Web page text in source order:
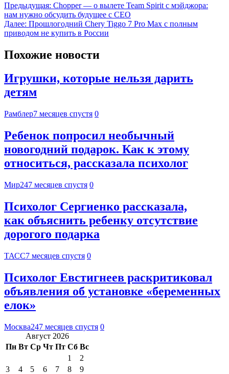
Предыдущая: Chopper — о вылете Team Spirit с мэйджора:
нам нужно обсудить будущее с CEO
Далее: Прошлогодний Chery Tiggo 7 Pro Max с полным
приводом не купить в России
Похожие новости
Игрушки, которые нельзя дарить
детям
Рамблер7 месяцев спустя 0
Ребенок попросил необычный
новогодний подарок. Как к этому
относиться, рассказала психолог
Мир247 месяцев спустя 0
Психолог Сергиенко рассказала,
как объяснить ребенку отсутствие
дорогого подарка
ТАСС7 месяцев спустя 0
Психолог Евстигнеев раскритиковал
объявления об установке «беременных
елок»
Москва247 месяцев спустя 0
Август 2026
Пн Вт Ср Чт Пт Сб Вс
1
2
3
4 5 6 7 8
9